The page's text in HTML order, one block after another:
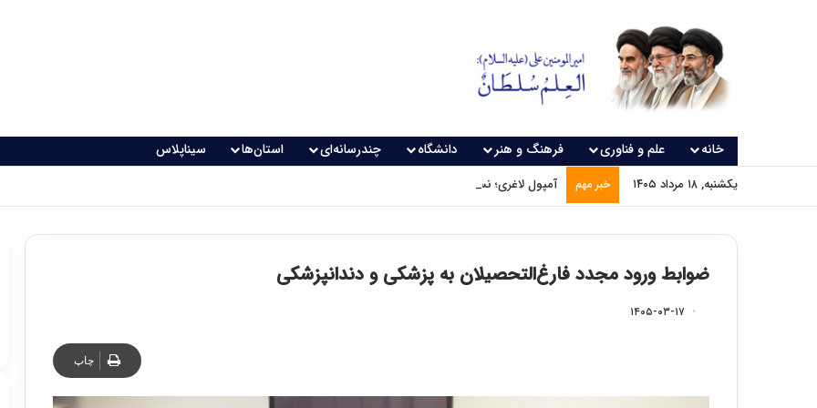
خانه علم و فناوری فرهنگ و هنر دانشگاه چندرسانه‌ای استان‌ها سیناپلاس
یکشنبه, ۱۸ مرداد ۱۴۰۵ خبر مهم آمپول لاغری؛ نسخه‌ای که بدون تغذیه خطرناک می‌شود
ضوابط ورود مجدد فارغ‌التحصیلان به پزشکی و دندانپزشکی
۱۴۰۵-۰۳-۱۷
چاپ